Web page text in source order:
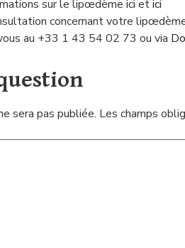
sur le lipœdème ici etici
concernant votre
au +33 1 43 54 02 73 ou via
sera pas publiée. Les champs